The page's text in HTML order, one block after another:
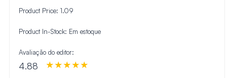
Product Price: 1.09
Product In-Stock: Em estoque
Avaliação do editor:
4.88